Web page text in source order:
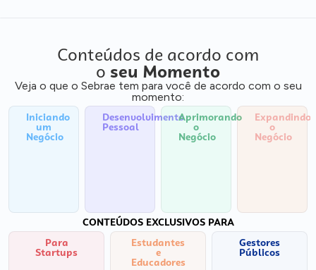
Conteúdos de acordo com
o seu Momento
Veja o que o Sebrae tem para você de acordo com o seu
momento:
Iniciando
um
Negócio
Desenvolvimento
Pessoal
Aprimorando
o
Negócio
Expandindo
o
Negócio
CONTEÚDOS EXCLUSIVOS PARA
Para
Startups
Estudantes
e
Educadores
Gestores
Públicos